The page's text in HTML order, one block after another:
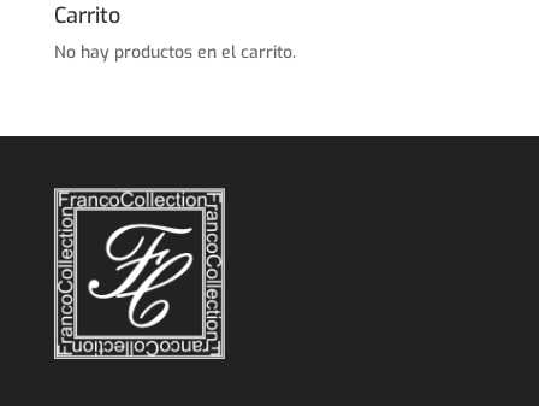
Carrito
No hay productos en el carrito.